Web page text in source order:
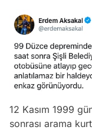
12 Kasım 1999
sonrası arama